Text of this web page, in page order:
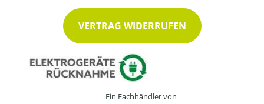
VERTRAG WIDERRUFEN
Ein Fachhändler von